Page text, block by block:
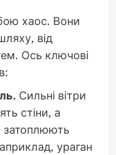
хаос. Вони
від
Ось ключові
Сильні вітри
стіни, а
затоплюють
ураган